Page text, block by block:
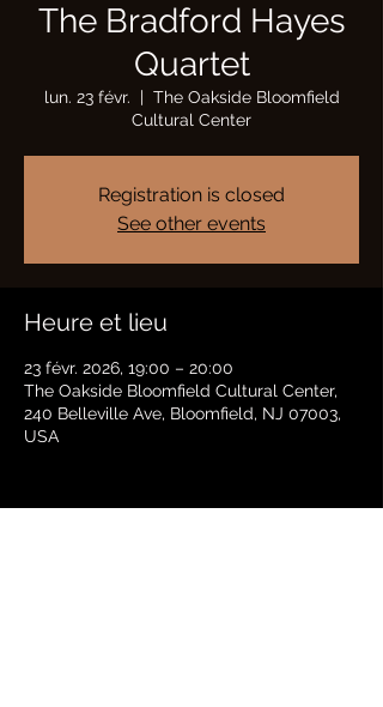
The Bradford Hayes
Quartet
lun. 23 févr.
  |
The Oakside Bloomfield
Cultural Center
Registration is closed
See other events
Heure et lieu
23 févr. 2026, 19:00 – 20:00
The Oakside Bloomfield Cultural Center,
240 Belleville Ave, Bloomfield, NJ 07003,
USA